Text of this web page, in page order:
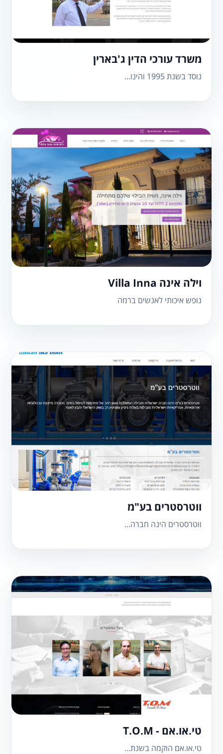
משרד עורכי הדין ג'בארין
נוסד בשנת 1995 והינו...
וילה אינה Villa Inna
נופש איכותי לאנשים ברמה
ווטרסטרים בע"מ
ווטרסטרים הינה חברה...
טי.או.אם - T.O.M
טי.או.אם הוקמה בשנת...